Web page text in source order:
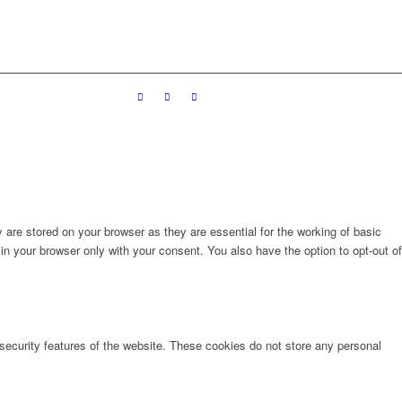
stored on your browser as they are essential for the working of basic
browser only with your consent. You also have the option to opt-out of
features of the website. These cookies do not store any personal